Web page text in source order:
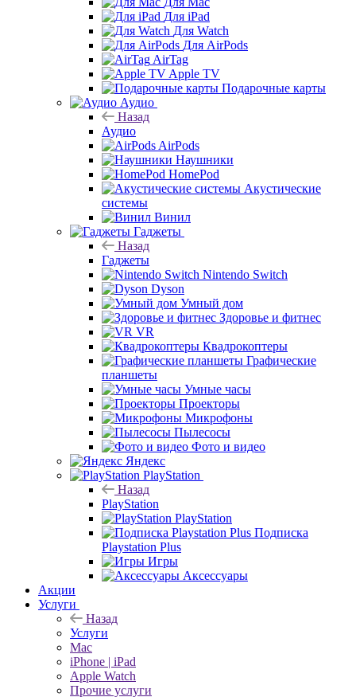
Для iPad
Для Watch
Для AirPods
AirTag
Apple TV
Подарочные карты
Аудио
Назад
Аудио
AirPods
Наушники
HomePod
Акустические
системы
Винил
Гаджеты
Назад
Гаджеты
Nintendo Switch
Dyson
Умный дом
Здоровье и фитнес
VR
Квадрокоптеры
Графические
планшеты
Умные часы
Проекторы
Микрофоны
Пылесосы
Фото и видео
Яндекс
PlayStation
Назад
PlayStation
PlayStation
Подписка
Playstation Plus
Игры
Аксессуары
Акции
Услуги
Назад
Услуги
Mac
iPhone | iPad
Apple Watch
Прочие услуги